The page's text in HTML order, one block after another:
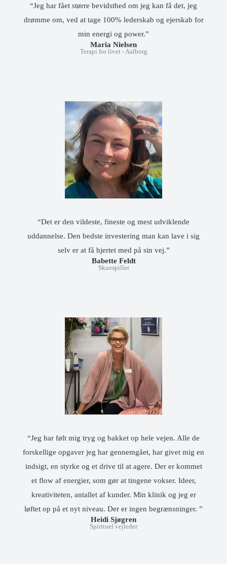
“Jeg har fået større bevidsthed om jeg kan få det, jeg
drømme om, ved at tage 100% lederskab og ejerskab for
min energi og power.”
Maria Nielsen
Terapi for livet - Aalborg
“Det er den vildeste, fineste og mest udviklende
uddannelse. Den bedste investering man kan lave i sig
selv er at få hjertet med på sin vej.”
Babette Feldt
Skuespiller
“Jeg har følt mig tryg og bakket op hele vejen. Alle de
forskellige opgaver jeg har gennemgået, har givet mig en
indsigt, en styrke og et drive til at agere. Der er kommet
et flow af energier, som gør at tingene vokser. Ideer,
kreativiteten, antallet af kunder. Min klinik og jeg er
løftet op på et nyt niveau. Der er ingen begrænsninger. ”
Heidi Sjøgren
Spirituel vejleder